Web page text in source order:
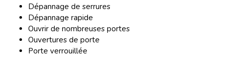
Dépannage de serrures
Dépannage rapide
Ouvrir de nombreuses portes
Ouvertures de porte
Porte verrouillée